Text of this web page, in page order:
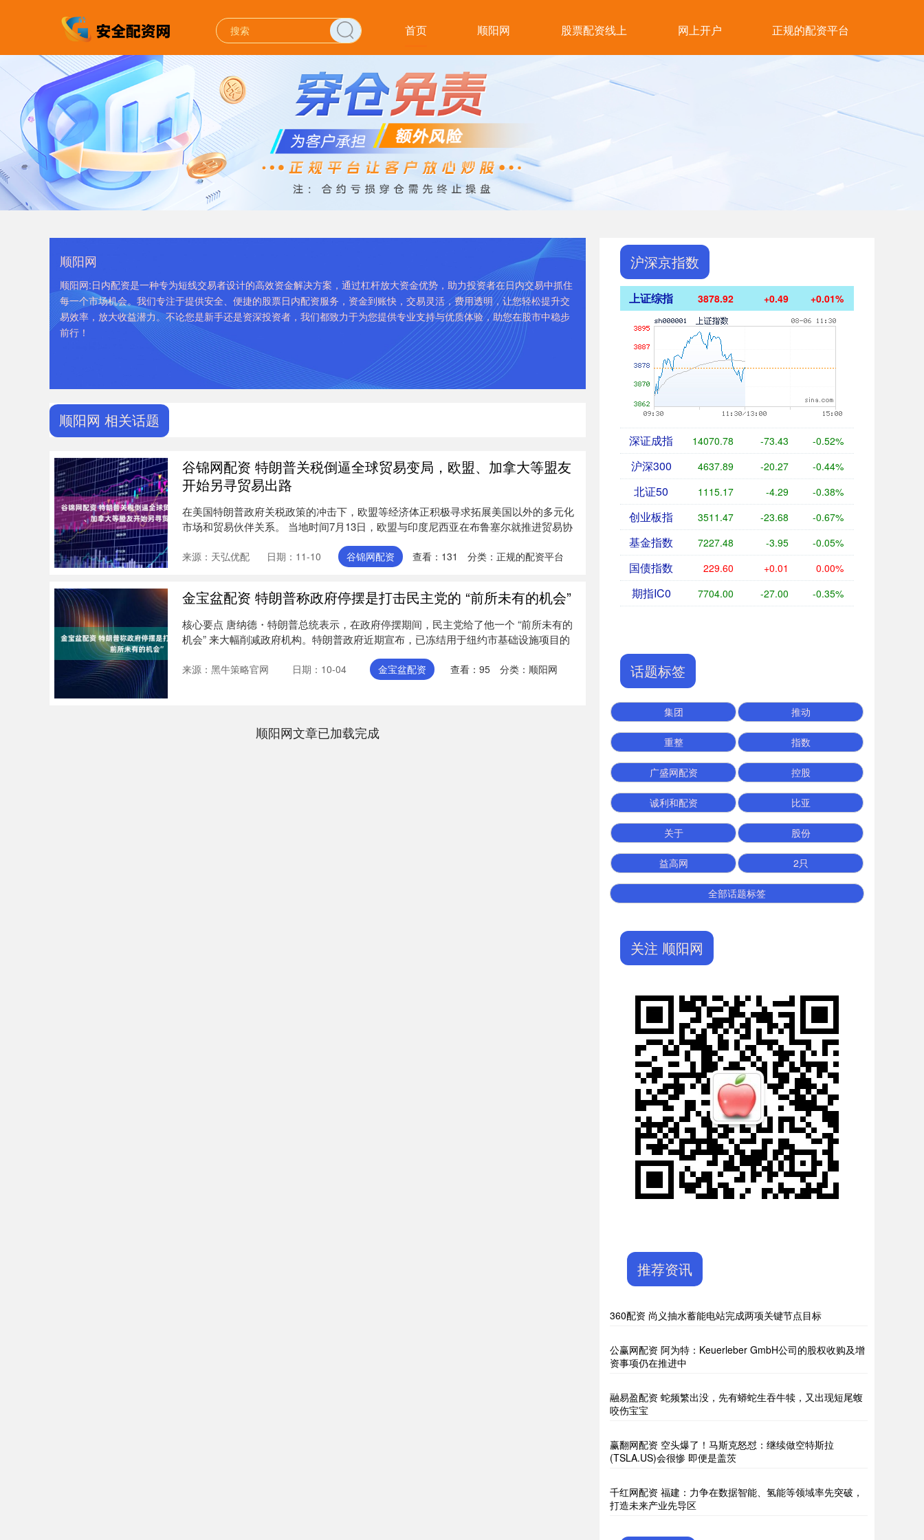
首页 顺阳网 股票配资线上 网上开户 正规的配资平台
顺阳网
顺阳网:日内配资是一种专为短线交易者设计的高效资金解决方案，通过杠杆放大资金优势，助力投资者在日内交易中抓住
每一个市场机会。我们专注于提供安全、便捷的股票日内配资服务，资金到账快，交易灵活，费用透明，让您轻松提升交
易效率，放大收益潜力。不论您是新手还是资深投资者，我们都致力于为您提供专业支持与优质体验，助您在股市中稳步
前行！
顺阳网 相关话题
谷锦网配资 特朗普关税倒逼全球贸易变局，欧盟、加拿大等盟友
开始另寻贸易出路
在美国特朗普政府关税政策的冲击下，欧盟等经济体正积极寻求拓展美国以外的多元化
市场和贸易伙伴关系。 当地时间7月13日，欧盟与印度尼西亚在布鲁塞尔就推进贸易协
来源：天弘优配 日期：11-10 谷锦网配资 查看： 131 分类：正规的配资平台
金宝盆配资 特朗普称政府停摆是打击民主党的 “前所未有的机会”
核心要点 唐纳德・特朗普总统表示，在政府停摆期间，民主党给了他一个 “前所未有的
机会” 来大幅削减政府机构。特朗普政府近期宣布，已冻结用于纽约市基础设施项目的
来源：黑牛策略官网 日期：10-04 金宝盆配资 查看：95 分类： 顺阳网
顺阳网文章已加载完成
沪深京指数
上证综指 3878.92 +0.49 +0.01%
深证成指 14070.78 -73.43 -0.52%
沪深300 4637.89 -20.27 -0.44%
北证50 1115.17 -4.29 -0.38%
创业板指 3511.47 -23.68 -0.67%
基金指数 7227.48 -3.95 -0.05%
国债指数 229.60 +0.01 0.00%
期指IC0 7704.00 -27.00 -0.35%
话题标签
集团 推动
重整 指数
广盛网配资 控股
诚利和配资 比亚
关于 股份
益高网 2只
全部话题标签
关注 顺阳网
推荐资讯
360配资 尚义抽水蓄能电站完成两项关键节点目标
公赢网配资 阿为特：Keuerleber GmbH公司的股权收购及增
资事项仍在推进中
融易盈配资 蛇频繁出没，先有蟒蛇生吞牛犊，又出现短尾蝮
咬伤宝宝
赢翻网配资 空头爆了！马斯克怒怼：继续做空特斯拉
(TSLA.US)会很惨 即便是盖茨
千红网配资 福建：力争在数据智能、氢能等领域率先突破，
打造未来产业先导区